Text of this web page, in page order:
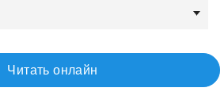
Читать онлайн